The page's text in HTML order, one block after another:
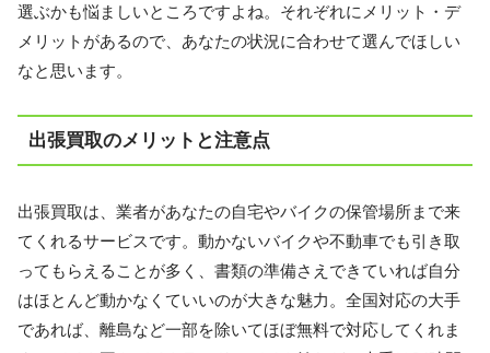
選ぶかも悩ましいところですよね。それぞれにメリット・デ
メリットがあるので、あなたの状況に合わせて選んでほしい
なと思います。
出張買取のメリットと注意点
出張買取は、業者があなたの自宅やバイクの保管場所まで来
てくれるサービスです。動かないバイクや不動車でも引き取
ってもらえることが多く、書類の準備さえできていれば自分
はほとんど動かなくていいのが大きな魅力。全国対応の大手
であれば、離島など一部を除いてほぼ無料で対応してくれま